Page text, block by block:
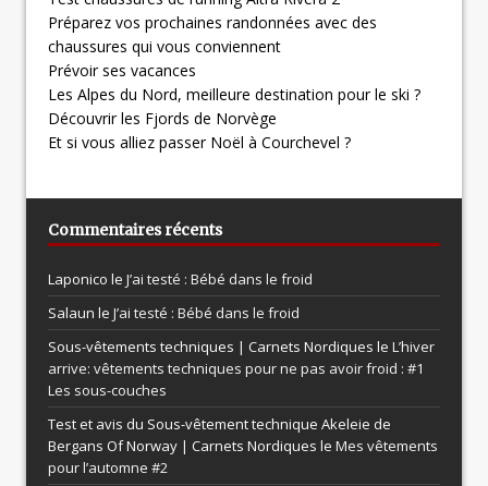
Préparez vos prochaines randonnées avec des
chaussures qui vous conviennent
Prévoir ses vacances
Les Alpes du Nord, meilleure destination pour le ski ?
Découvrir les Fjords de Norvège
Et si vous alliez passer Noël à Courchevel ?
Commentaires récents
Laponico le J’ai testé : Bébé dans le froid
Salaun le J’ai testé : Bébé dans le froid
Sous-vêtements techniques | Carnets Nordiques le L’hiver
arrive: vêtements techniques pour ne pas avoir froid : #1
Les sous-couches
Test et avis du Sous-vêtement technique Akeleie de
Bergans Of Norway | Carnets Nordiques le Mes vêtements
pour l’automne #2